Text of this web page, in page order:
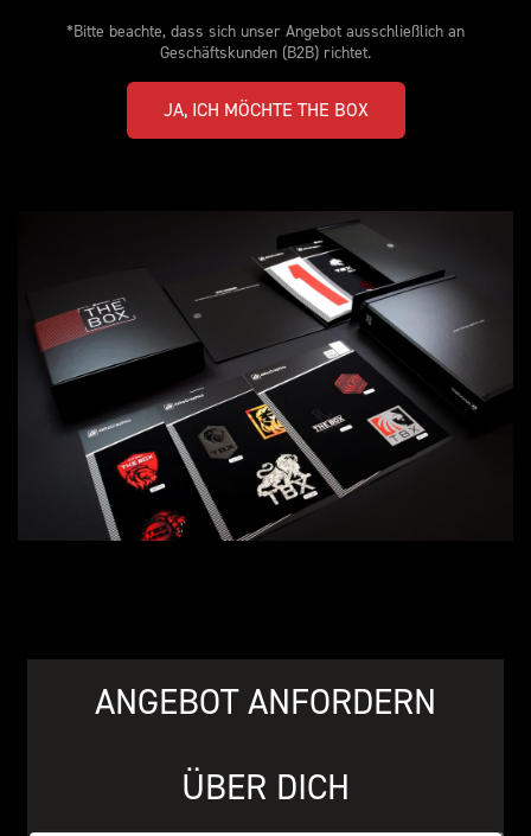
*Bitte beachte, dass sich unser Angebot ausschließlich an
Geschäftskunden (B2B) richtet.
JA, ICH MÖCHTE THE BOX
ANGEBOT ANFORDERN
ÜBER DICH